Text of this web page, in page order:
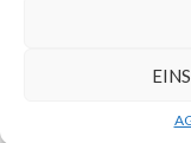
fortfahren,